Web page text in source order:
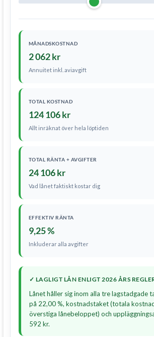
MÅNADSKOSTNAD
2 062 kr
Annuitet inkl. aviavgift
TOTAL KOSTNAD
124 106 kr
Allt inräknat över hela löptiden
TOTAL RÄNTA + AVGIFTER
24 106 kr
Vad lånet faktiskt kostar dig
EFFEKTIV RÄNTA
9,25 %
Inkluderar alla avgifter
✓ LAGLIGT LÅN ENLIGT 2026 ÅRS
Lånet håller sig inom alla tre lagstadgade
på 22,00 %, kostnadstaket (totala
överstiga lånebeloppet) och
592 kr.